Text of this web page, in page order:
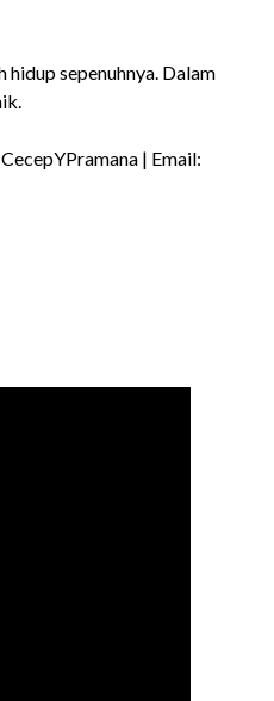
sepenuhnya. Dalam
| Email: